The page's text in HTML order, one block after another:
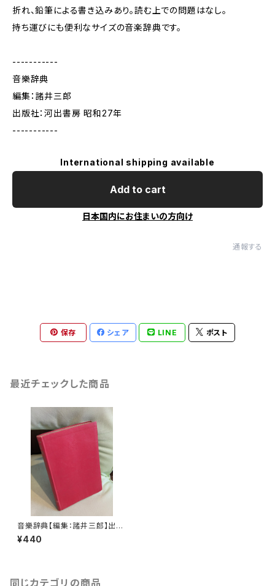
折れ、鉛筆による書き込みあり。読む上での問題はなし。
持ち運びにも便利なサイズの音楽辞典です。
-----------
音樂辞典
編集：諸井三郎
出版社：河出書房 昭和27年
-----------
International shipping available
Add to cart
日本国内にお住まいの方向け
通報する
保存 シェア LINE ポスト
最近チェックした商品
音樂辞典【編集：諸井三郎】出版
社：河出書房 昭和27年
¥440
同じカテゴリの商品